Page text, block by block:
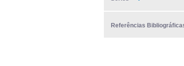
Referências